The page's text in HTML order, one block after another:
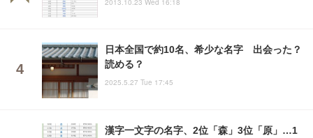
日本全国で約10名、希少な名字 出会った？
読める？
2025.5.27 Tue 17:45
漢字一文字の名字、2位「森」3位「原」…1